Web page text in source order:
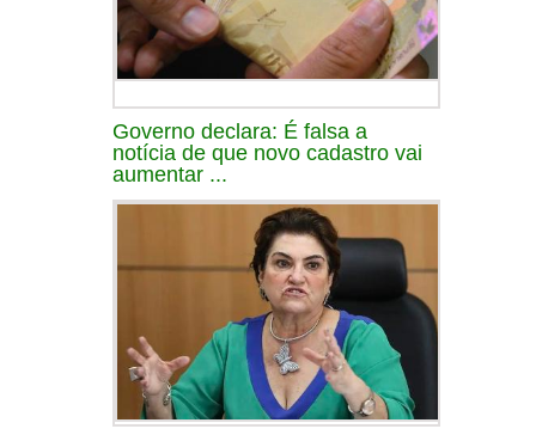
Governo declara: É falsa a
notícia de que novo cadastro vai
aumentar ...